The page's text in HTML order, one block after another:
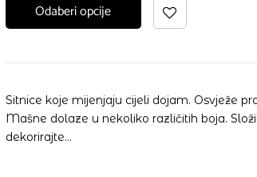
Odaberi opcije
Sitnice koje mijenjaju cijeli dojam. Osvježe
Mašne dolaze u nekoliko različitih boja.
dekorirajte…